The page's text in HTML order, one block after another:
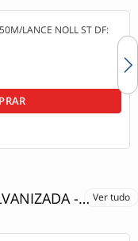
LANCE NOLL ST DF:
PROMOÇÃO CORRENTE GALVANIZADA - 20% OFF Ver tudo